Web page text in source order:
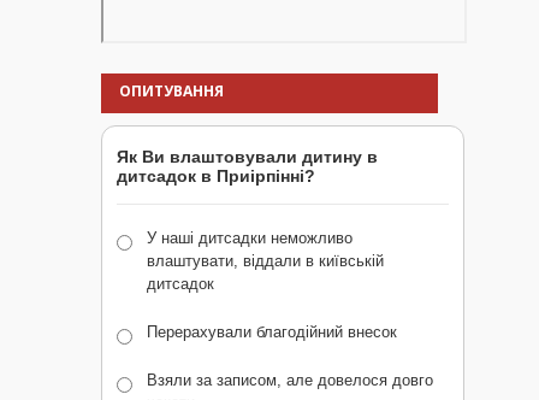
ОПИТУВАННЯ
Як Ви влаштовували дитину в
дитсадок в Приірпінні?
У наші дитсадки неможливо
влаштувати, віддали в київській
дитсадок
Перерахували благодійний внесок
Взяли за записом, але довелося довго